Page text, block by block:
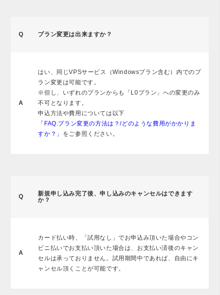
Q プラン変更は出来ますか？
A
はい、同じVPSサービス（Windowsプラン含む）内でのプ
ラン変更は可能です。
※但し、いずれのプランからも「L0プラン」への変更のみ
不可となります。
申込方法や費用については以下
「FAQ.プラン変更の方法は？/どのような費用がかかりま
すか？」 をご参照ください。
Q
新規申し込み完了後、申し込みのキャンセルはできます
か？
A
カード払い時、「試用なし」でお申込み頂いた場合やコン
ビニ払いでお支払い頂いた場合は、お支払い済後のキャン
セルは承っておりません。試用期間中であれば、自由にキ
ャンセル頂くことが可能です。